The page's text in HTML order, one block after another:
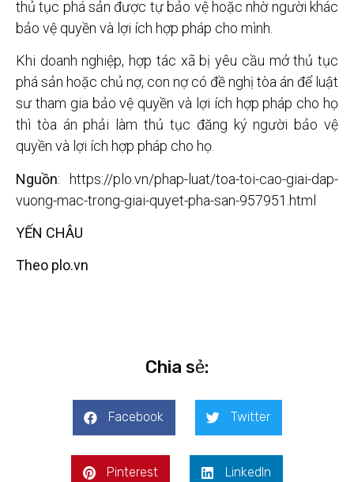
thủ tục phá sản được tự bảo vệ hoặc nhờ người khác
bảo vệ quyền và lợi ích hợp pháp cho mình.
Khi doanh nghiệp, hợp tác xã bị yêu cầu mở thủ tục
phá sản hoặc chủ nợ, con nợ có đề nghị tòa án để luật
sư tham gia bảo vệ quyền và lợi ích hợp pháp cho họ
thì tòa án phải làm thủ tục đăng ký người bảo vệ
quyền và lợi ích hợp pháp cho họ.
Nguồn: https://plo.vn/phap-luat/toa-toi-cao-giai-dap-
vuong-mac-trong-giai-quyet-pha-san-957951.html
YẾN CHÂU
Theo plo.vn
Chia sẻ:
Facebook Twitter
Pinterest LinkedIn